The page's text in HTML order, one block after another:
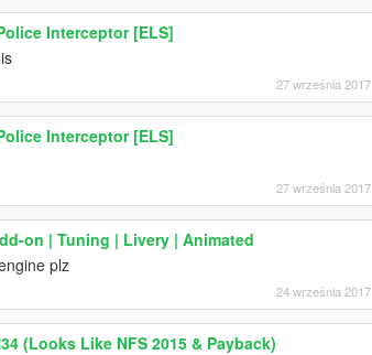
Interceptor [ELS]
27 września 2017
Interceptor [ELS]
27 września 2017
on | Tuning | Livery | Animated
plz
24 września 2017
(Looks Like NFS 2015 & Payback)